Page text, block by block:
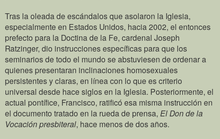
Tras la oleada de escándalos que asolaron la Iglesia,
especialmente en Estados Unidos, hacia 2002, el entonces
prefecto para la Doctina de la Fe, cardenal Joseph
Ratzinger, dio instrucciones específicas para que los
seminarios de todo el mundo se abstuviesen de ordenar a
quienes presentaran inclinaciones homosexuales
persistentes y claras, en línea con lo que es criterio
universal desde hace siglos en la Iglesia. Posteriormente, el
actual pontífice, Francisco, ratificó esa misma instrucción en
el documento tratado en la rueda de prensa, El Don de la
Vocación presbiteral, hace menos de dos años.